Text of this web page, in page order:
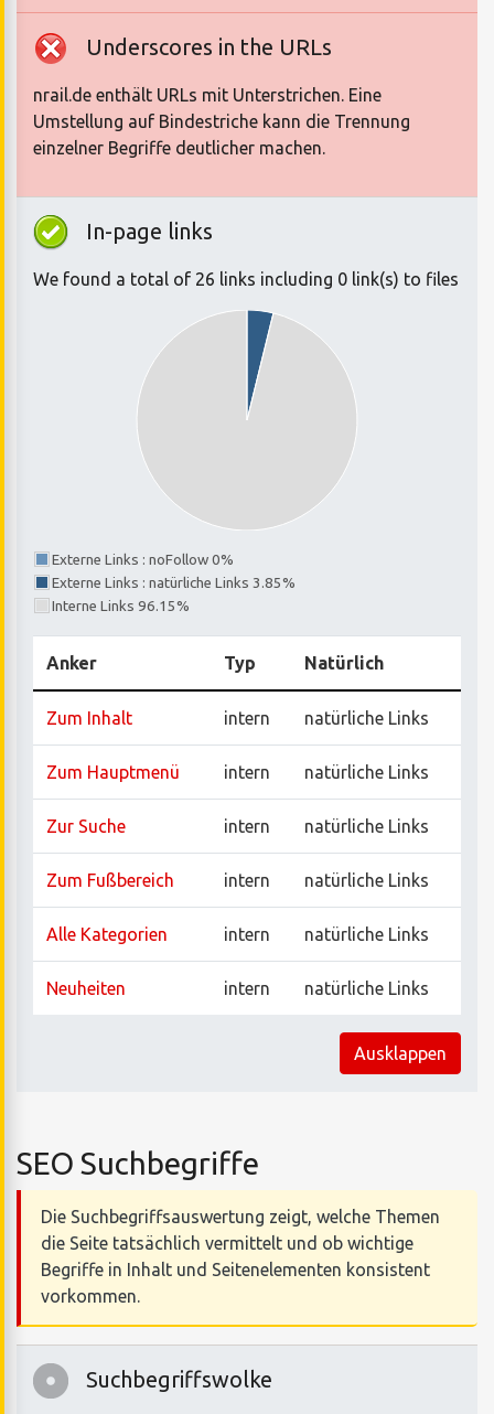
Underscores in the URLs
nrail.de enthält URLs mit Unterstrichen. Eine
Umstellung auf Bindestriche kann die Trennung
einzelner Begriffe deutlicher machen.
In-page links
We found a total of 26 links including 0 link(s) to files
Externe Links : noFollow 0%
Externe Links : natürliche Links 3.85%
Interne Links 96.15%
Anker Typ Natürlich
Zum Inhalt intern natürliche Links
Zum Hauptmenü intern natürliche Links
Zur Suche intern natürliche Links
Zum Fußbereich intern natürliche Links
Alle Kategorien intern natürliche Links
Neuheiten intern natürliche Links
Ausklappen
SEO Suchbegriffe
Die Suchbegriffsauswertung zeigt, welche Themen
die Seite tatsächlich vermittelt und ob wichtige
Begriffe in Inhalt und Seitenelementen konsistent
vorkommen.
Suchbegriffswolke